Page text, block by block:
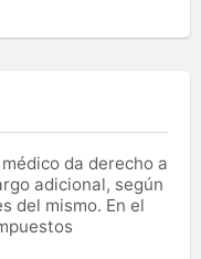
da derecho a
adicional, según
del mismo. En el